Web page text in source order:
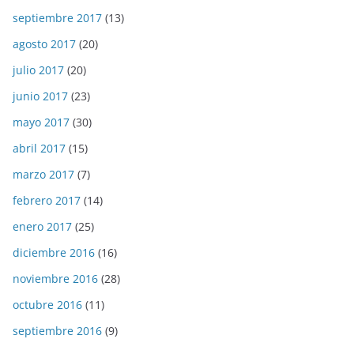
septiembre 2017 (13)
agosto 2017 (20)
julio 2017 (20)
junio 2017 (23)
mayo 2017 (30)
abril 2017 (15)
marzo 2017 (7)
febrero 2017 (14)
enero 2017 (25)
diciembre 2016 (16)
noviembre 2016 (28)
octubre 2016 (11)
septiembre 2016 (9)